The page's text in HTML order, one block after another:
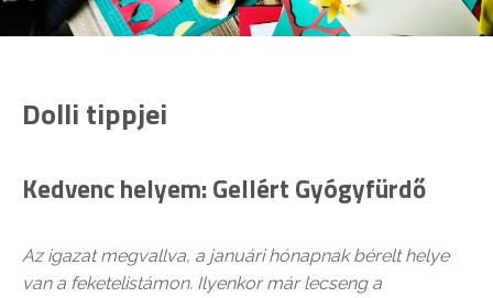
Dolli tippjei
Kedvenc helyem: Gellért Gyógyfürdő
Az igazat megvallva, a januári hónapnak bérelt helye
van a feketelistámon. Ilyenkor már lecseng a